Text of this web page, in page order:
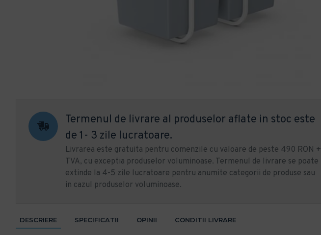
Termenul de livrare al produselor aflate in stoc este
de 1- 3 zile lucratoare.
Livrarea este gratuita pentru comenzile cu valoare de peste 490 RON +
TVA, cu exceptia produselor voluminoase. Termenul de livrare se poate
extinde la 4-5 zile lucratoare pentru anumite categorii de produse sau
in cazul produselor voluminoase.
DESCRIERE SPECIFICATII OPINII CONDITII LIVRARE